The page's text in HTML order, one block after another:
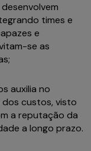
times e
e
se as
auxilia no
custos, visto
a reputação da
a longo prazo.